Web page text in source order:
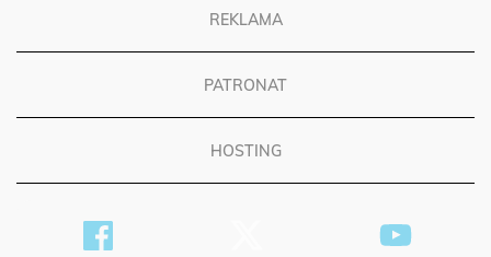
REKLAMA
PATRONAT
HOSTING